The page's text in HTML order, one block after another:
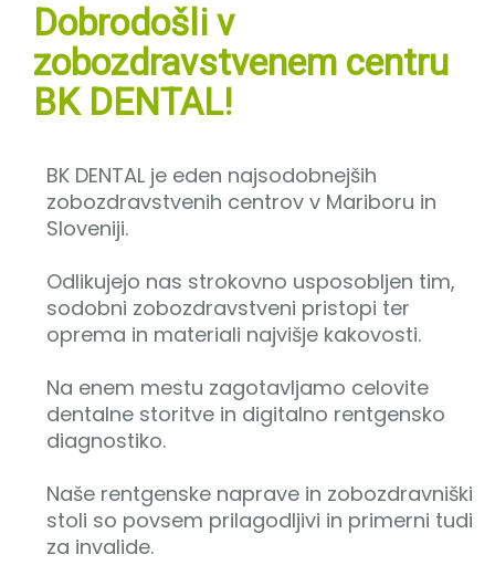
Dobrodošli v
zobozdravstvenem centru
BK DENTAL!
BK DENTAL je eden najsodobnejših
zobozdravstvenih centrov v Mariboru in
Sloveniji.
Odlikujejo nas strokovno usposobljen tim,
sodobni zobozdravstveni pristopi ter
oprema in materiali najvišje kakovosti.
Na enem mestu zagotavljamo celovite
dentalne storitve in digitalno rentgensko
diagnostiko.
Naše rentgenske naprave in zobozdravniški
stoli so povsem prilagodljivi in primerni tudi
za invalide.